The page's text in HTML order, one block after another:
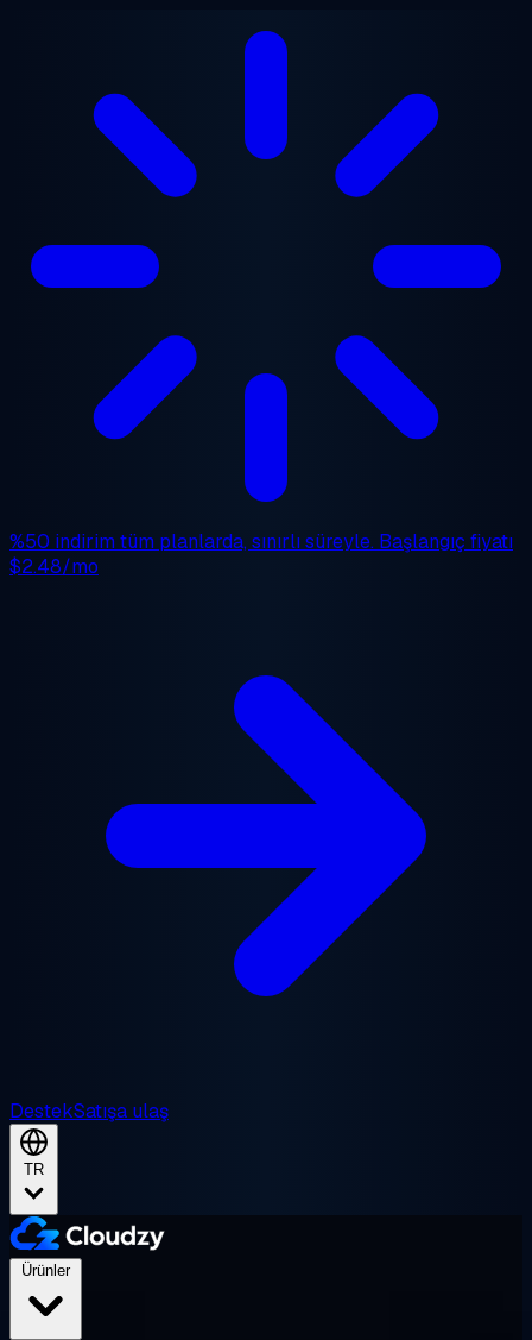
%50 indirim tüm planlarda, sınırlı süreyle. Başlangıç fiyatı
$2.48/mo
DestekSatışa ulaş
TR
Ürünler